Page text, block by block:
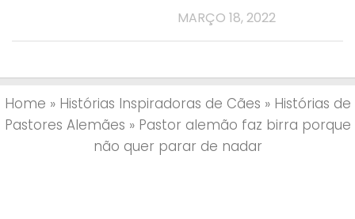
MARÇO 18, 2022
Home » Histórias Inspiradoras de Cães » Histórias de
Pastores Alemães » Pastor alemão faz birra porque
não quer parar de nadar